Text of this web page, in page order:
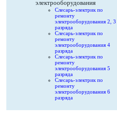
электрооборудования
Слесарь-электрик по
ремонту
электрооборудования 2, 3
разряда
Слесарь-электрик по
ремонту
электрооборудования 4
разряда
Слесарь-электрик по
ремонту
электрооборудования 5
разряда
Слесарь-электрик по
ремонту
электрооборудования 6
разряда